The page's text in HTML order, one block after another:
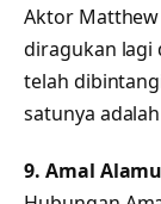
Aktor
diragukan lagi
telah
satunya
9. Amal